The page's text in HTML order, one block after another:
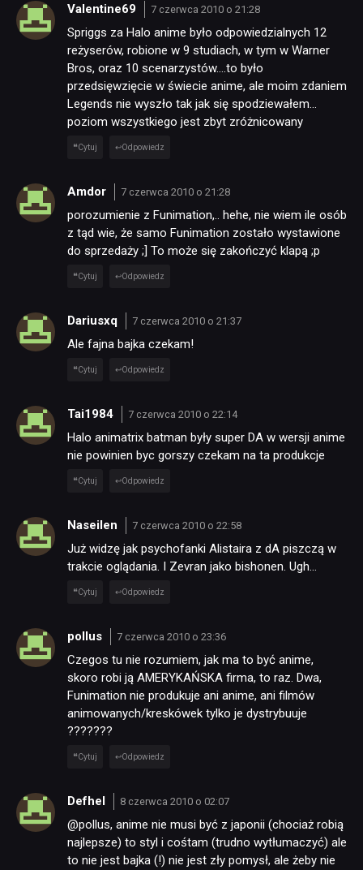
PUBLICYSTYKA
KULTURA
RETRO
TECHNOLOGIE
DYSKUSJE
SKLEP
Valentine69 7 czerwca 2010 o 21:28
Spriggs za Halo anime było odpowiedzialnych 12
reżyserów, robione w 9 studiach, w tym w Warner
Bros, oraz 10 scenarzystów….to było
przedsięwzięcie w świecie anime, ale moim zdaniem
Legends nie wyszło tak jak się spodziewałem…
poziom wszystkiego jest zbyt zróżnicowany
Cytuj Odpowiedz
Amdor 7 czerwca 2010 o 21:28
porozumienie z Funimation,.. hehe, nie wiem ile osób
z tąd wie, że samo Funimation zostało wystawione
do sprzedaży ;] To może się zakończyć klapą ;p
Cytuj Odpowiedz
Dariusxq 7 czerwca 2010 o 21:37
Ale fajna bajka czekam!
Cytuj Odpowiedz
Tai1984 7 czerwca 2010 o 22:14
Halo animatrix batman były super DA w wersji anime
nie powinien byc gorszy czekam na ta produkcje
Cytuj Odpowiedz
Naseilen 7 czerwca 2010 o 22:58
Już widzę jak psychofanki Alistaira z dA piszczą w
trakcie oglądania. I Zevran jako bishonen. Ugh…
Cytuj Odpowiedz
pollus 7 czerwca 2010 o 23:36
Czegos tu nie rozumiem, jak ma to być anime,
skoro robi ją AMERYKAŃSKA firma, to raz. Dwa,
Funimation nie produkuje ani anime, ani filmów
animowanych/kreskówek tylko je dystrybuuje
???????
Cytuj Odpowiedz
Defhel 8 czerwca 2010 o 02:07
@pollus, anime nie musi być z japonii (chociaż robią
najlepsze) to styl i cośtam (trudno wytłumaczyć) ale
to nie jest bajka (!) nie jest zły pomysł, ale żeby nie